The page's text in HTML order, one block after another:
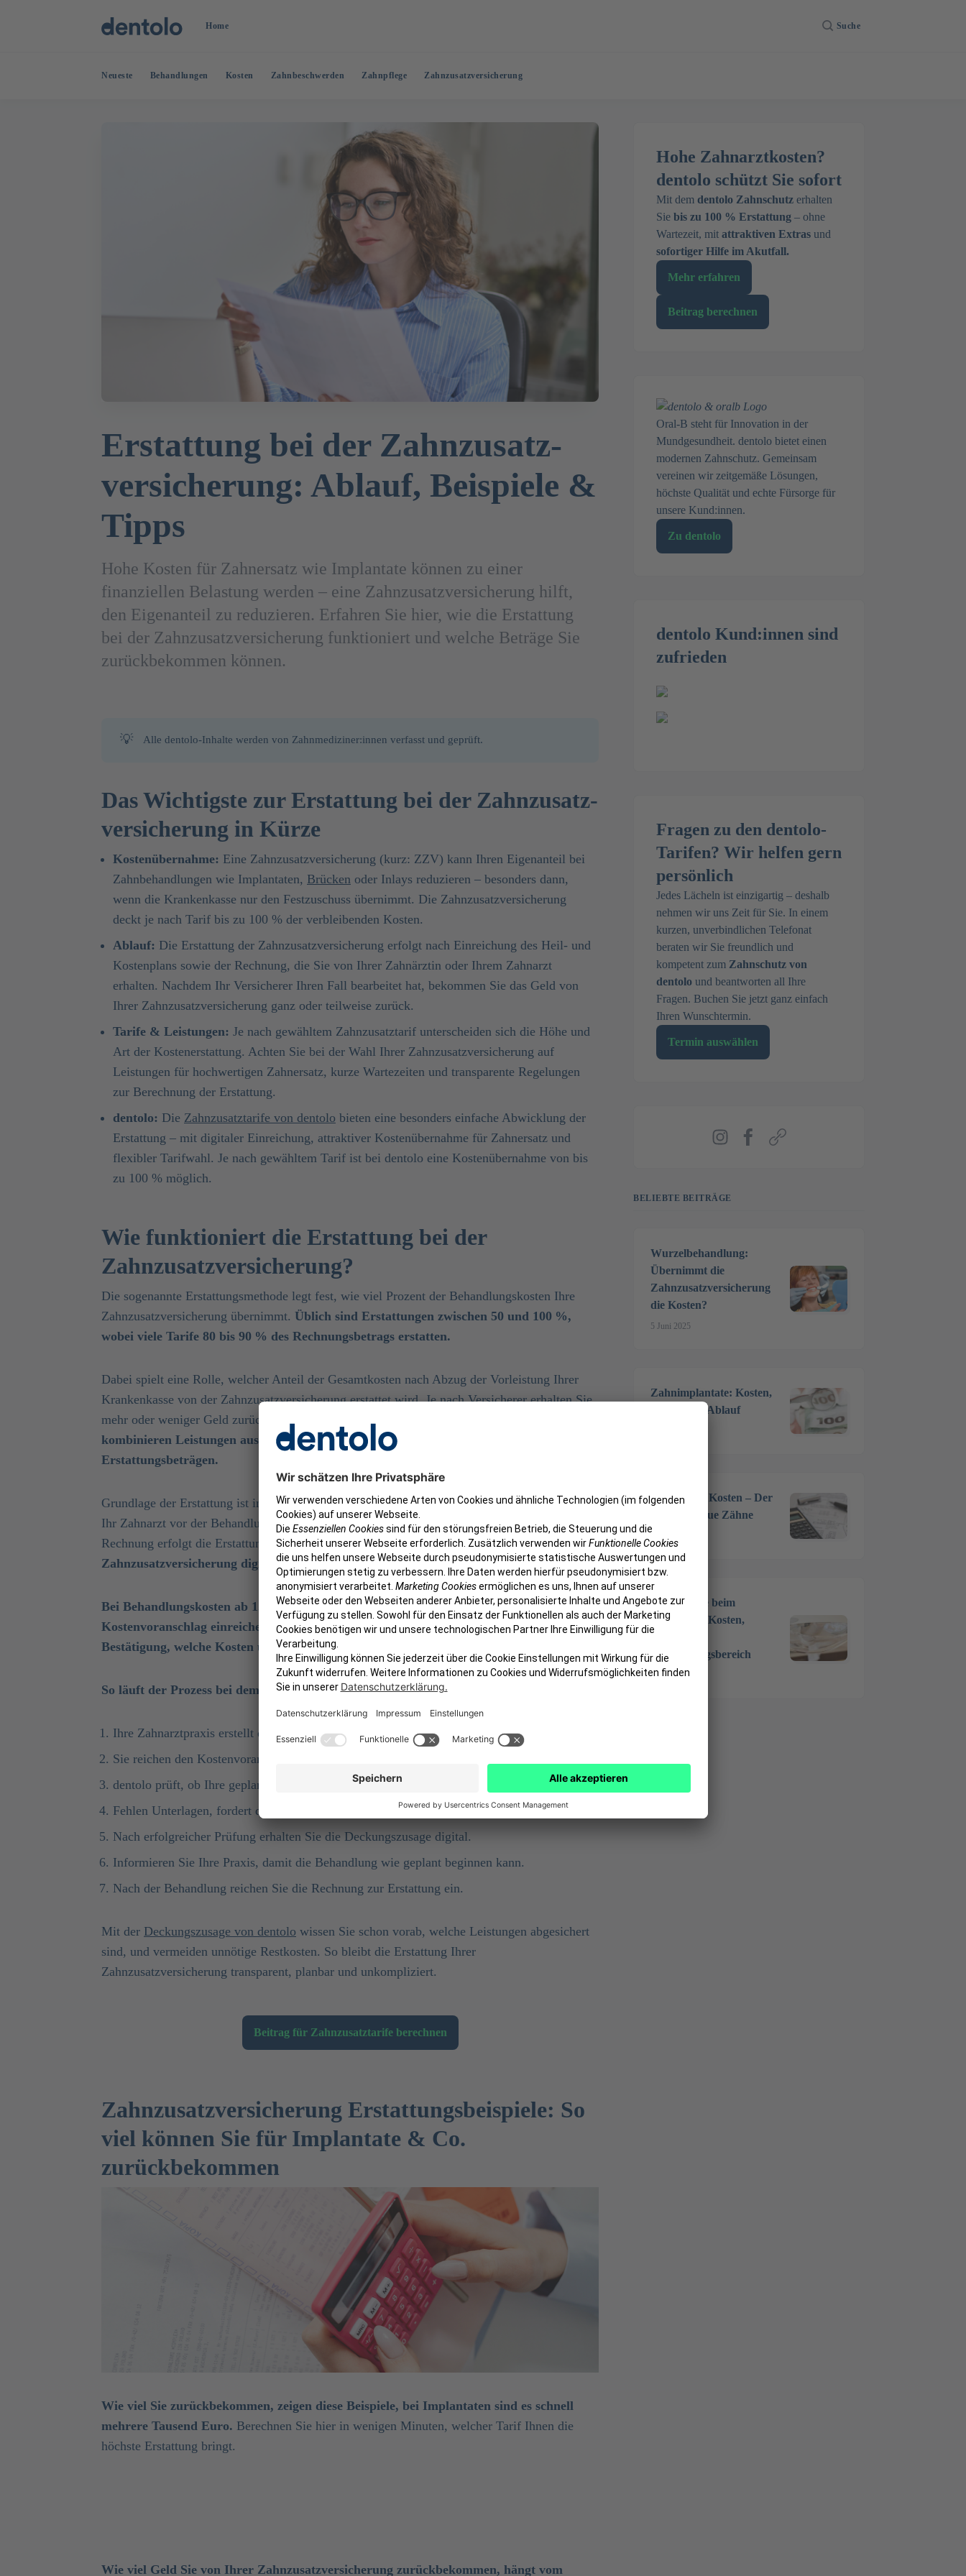
Home Suche
Neueste Behandlungen Kosten Zahnbeschwerden Zahnpflege Zahnzusatzversicherung
Erstattung bei der Zahnzusatz­
versicherung: Ablauf, Beispiele &
Tipps
Hohe Kosten für Zahnersatz wie Implantate können zu einer
finanziellen Belastung werden – eine Zahnzusatzversicherung hilft,
den Eigenanteil zu reduzieren. Erfahren Sie hier, wie die Erstattung
bei der Zahnzusatzversicherung funktioniert und welche Beträge Sie
zurückbekommen können.
💡 Alle dentolo-Inhalte werden von Zahnmediziner:innen verfasst und geprüft.
Das Wichtigste zur Erstattung bei der Zahnzusatz­
versicherung in Kürze
Kostenübernahme: Eine Zahnzusatzversicherung (kurz: ZZV) kann Ihren Eigenanteil bei
Zahnbehandlungen wie Implantaten, Brücken oder Inlays reduzieren – besonders dann,
wenn die Krankenkasse nur den Festzuschuss übernimmt. Die Zahnzusatzversicherung
deckt je nach Tarif bis zu 100 % der verbleibenden Kosten.
Ablauf: Die Erstattung der Zahnzusatzversicherung erfolgt nach Einreichung des Heil- und
Kostenplans sowie der Rechnung, die Sie von Ihrer Zahnärztin oder Ihrem Zahnarzt
erhalten. Nachdem Ihr Versicherer Ihren Fall bearbeitet hat, bekommen Sie das Geld von
Ihrer Zahnzusatzversicherung ganz oder teilweise zurück.
Tarife & Leistungen: Je nach gewähltem Zahnzusatztarif unterscheiden sich die Höhe und
Art der Kostenerstattung. Achten Sie bei der Wahl Ihrer Zahnzusatzversicherung auf
Leistungen für hochwertigen Zahnersatz, kurze Wartezeiten und transparente Regelungen
zur Berechnung der Erstattung.
dentolo: Die Zahnzusatztarife von dentolo bieten eine besonders einfache Abwicklung der
Erstattung – mit digitaler Einreichung, attraktiver Kostenübernahme für Zahnersatz und
flexibler Tarifwahl. Je nach gewähltem Tarif ist bei dentolo eine Kostenübernahme von bis
zu 100 % möglich.
Wie funktioniert die Erstattung bei der
Zahnzusatz­versicherung?
Die sogenannte Erstattungsmethode legt fest, wie viel Prozent der Behandlungskosten Ihre
Zahnzusatzversicherung übernimmt. Üblich sind Erstattungen zwischen 50 und 100 %,
wobei viele Tarife 80 bis 90 % des Rechnungsbetrags erstatten.
Dabei spielt eine Rolle, welcher Anteil der Gesamtkosten nach Abzug der Vorleistung Ihrer
Krankenkasse von der Zahnzusatzversicherung erstattet wird. Je nach Versicherer erhalten Sie
mehr oder weniger Geld zurück.
kombinieren Leistungen aus der GKV (gesetzliche Krankenversicherung) mit eigenen
Erstattungsbeträgen.
Grundlage der Erstattung ist in der Regel ein Heil- und Kostenplan, den Ihre Zahnärztin oder
Ihr Zahnarzt vor der Behandlung erstellt. Nach Abschluss der Behandlung und Einreichung der
Rechnung erfolgt die Erstattung.
In vielen Fällen können Sie die Kostenerstattung der
Zahnzusatzversicherung digital beantragen.
Bei Behandlungskosten ab 1.000 € empfiehlt dentolo den Heil- und Kostenplan als
Kostenvoranschlag einreichen, um eine Deckungszusage zu erhalten – eine schriftliche
Bestätigung, welche Kosten übernommen werden.
So läuft der Prozess bei dem Zahnschutz von dentolo ab:
Ihre Zahnarztpraxis erstellt den Heil- und Kostenplan.
Sie reichen den Kostenvoranschlag über Ihr Kundenkonto, per E-Mail oder Post ein.
dentolo prüft, ob Ihre geplante Behandlung im gewählten Zahnzusatztarif enthalten ist.
Fehlen Unterlagen, fordert dentolo diese bei Ihnen nach.
Nach erfolgreicher Prüfung erhalten Sie die Deckungszusage digital.
Informieren Sie Ihre Praxis, damit die Behandlung wie geplant beginnen kann.
Nach der Behandlung reichen Sie die Rechnung zur Erstattung ein.
Mit der Deckungszusage von dentolo wissen Sie schon vorab, welche Leistungen abgesichert
sind, und vermeiden unnötige Restkosten. So bleibt die Erstattung Ihrer
Zahnzusatzversicherung transparent, planbar und unkompliziert.
Beitrag für Zahnzusatztarife berechnen
Zahnzusatz­versicherung Erstattungsbeispiele: So
viel können Sie für Implantate & Co.
zurückbekommen
Wie viel Sie zurückbekommen, zeigen diese Beispiele, bei Implantaten sind es schnell
mehrere Tausend Euro. Berechnen Sie hier in wenigen Minuten, welcher Tarif Ihnen die
höchste Erstattung bringt.
Wie viel Geld Sie von Ihrer Zahnzusatzversicherung zurückbekommen, hängt vom
Hohe Zahnarztkosten?
dentolo schützt Sie sofort
Mit dem dentolo Zahnschutz erhalten
Sie bis zu 100 % Erstattung – ohne
Wartezeit, mit attraktiven Extras und
sofortiger Hilfe im Akutfall.
Mehr erfahren
Beitrag berechnen
Oral-B steht für Innovation in der
Mundgesundheit. dentolo bietet einen
modernen Zahnschutz. Gemeinsam
vereinen wir zeitgemäße Lösungen,
höchste Qualität und echte Fürsorge für
unsere Kund:innen.
Zu dentolo
dentolo Kund:innen sind
zufrieden
Fragen zu den dentolo-
Tarifen? Wir helfen gern
persönlich
Jedes Lächeln ist einzigartig – deshalb
nehmen wir uns Zeit für Sie. In einem
kurzen, unverbindlichen Telefonat
beraten wir Sie freundlich und
kompetent zum Zahnschutz von
dentolo und beantworten all Ihre
Fragen. Buchen Sie jetzt ganz einfach
Ihren Wunschtermin.
Termin auswählen
BELIEBTE BEITRÄGE
Wurzelbehandlung:
Übernimmt die
Zahnzusatzversicherung
die Kosten?
5 Juni 2025
Zahnimplantate: Kosten,
Material & Ablauf
Zahnersatz Kosten – Der
Preis für neue Zähne
Vollnarkose beim
Zahnarzt – Kosten,
Ablauf,
Anwendungsbereich
7 Okt. 2024